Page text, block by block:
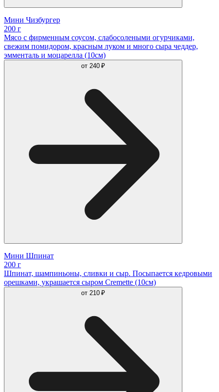
Мини Чизбургер
200 г
Мясо с фирменным соусом, слабосолеными огурчиками,
свежим помидором, красным луком и много сыра чеддер,
эмменталь и моцарелла (10см)
от 240 ₽
Мини Шпинат
200 г
Шпинат, шампиньоны, сливки и сыр. Посыпается кедровыми
орешками, украшается сыром Cremette (10см)
от 210 ₽